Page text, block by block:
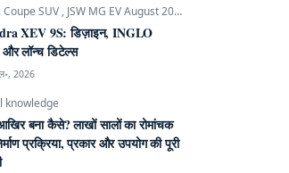
SUV , JSW MG EV August 2026
XEV 9S: डिज़ाइन, INGLO
और लॉन्च डिटेल्स
2026
knowledge
बना कैसे? लाखों सालों का रोमांचक
प्रक्रिया, प्रकार और उपयोग की पूरी